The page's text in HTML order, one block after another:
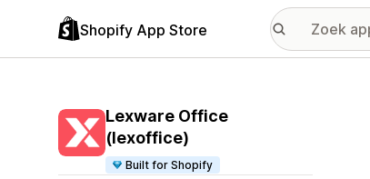
Shopify App Store
Lexware Office
(lexoffice)
Built for Shopify